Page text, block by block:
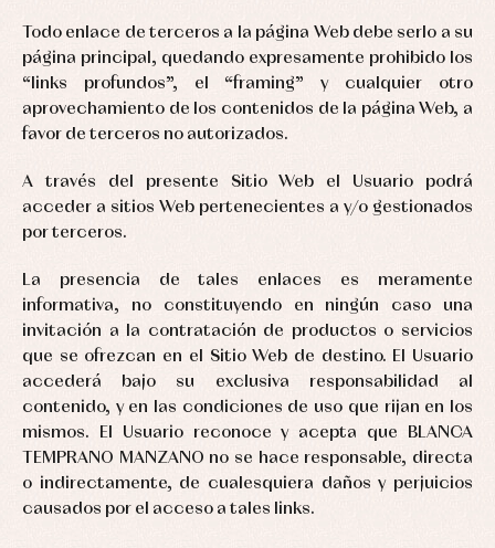
Todo enlace de terceros a la página Web debe serlo a su
página principal, quedando expresamente prohibido los
“links profundos”, el “framing” y cualquier otro
aprovechamiento de los contenidos de la página Web, a
favor de terceros no autorizados.
A través del presente Sitio Web el Usuario podrá
acceder a sitios Web pertenecientes a y/o gestionados
por terceros.
La presencia de tales enlaces es meramente
informativa, no constituyendo en ningún caso una
invitación a la contratación de productos o servicios
que se ofrezcan en el Sitio Web de destino. El Usuario
accederá bajo su exclusiva responsabilidad al
contenido, y en las condiciones de uso que rijan en los
mismos. El Usuario reconoce y acepta que BLANCA
TEMPRANO MANZANO no se hace responsable, directa
o indirectamente, de cualesquiera daños y perjuicios
causados por el acceso a tales links.